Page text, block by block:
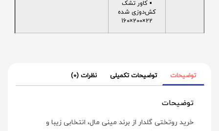
▪️ کاور تشک
کش‌دوزی شده
22×200×160
توضیحات توضیحات تکمیلی نظرات (0)
توضیحات
خرید روتختی گلدار از برند مینی‌ مال، انتخابی زیبا و